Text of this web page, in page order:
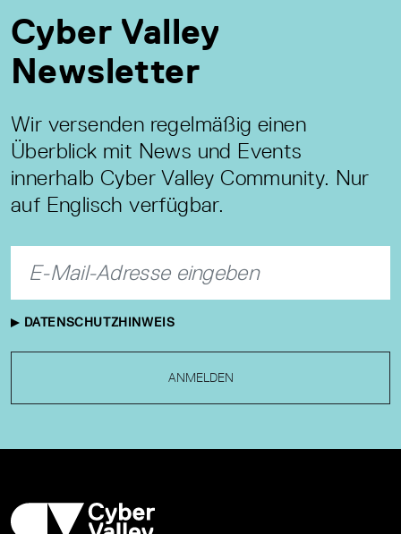
Cyber Valley
Newsletter
Wir versenden regelmäßig einen
Überblick mit News und Events
innerhalb Cyber Valley Community. Nur
auf Englisch verfügbar.
DATENSCHUTZHINWEIS
ANMELDEN